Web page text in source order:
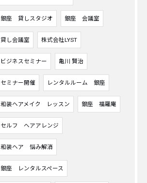
銀座 貸しスタジオ 銀座 会議室
貸し会議室 株式会社LYST
ビジネスセミナー 亀川 賢治
セミナー開催 レンタルルーム 銀座
和装ヘアメイク レッスン 銀座 福羅庵
セルフ ヘアアレンジ
和装ヘア 悩み解消
銀座 レンタルスペース